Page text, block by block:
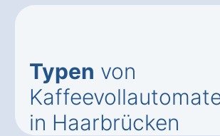
Typen von
in Haarbrücken